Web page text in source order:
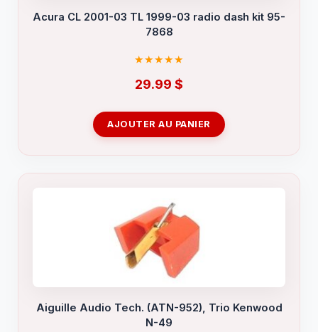
Acura CL 2001-03 TL 1999-03 radio dash kit 95-
7868
29.99 $
AJOUTER AU PANIER
Aiguille Audio Tech. (ATN-952), Trio Kenwood
N-49